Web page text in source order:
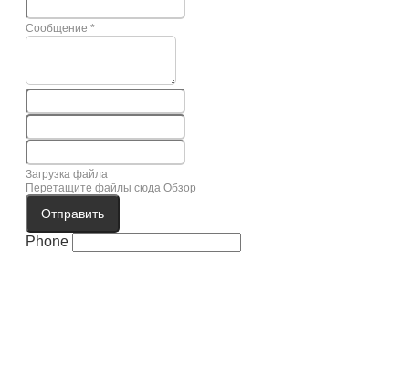
Сообщение *
Загрузка файла
Перетащите файлы сюда Обзор
Отправить
Phone